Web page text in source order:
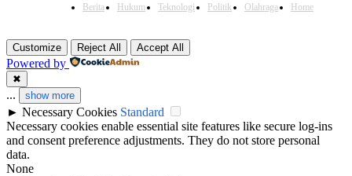
Berita Hukum Teknologi Politik Olahraga Home
Customize Reject All Accept All
Powered by
✖
... show more
► Necessary Cookies Standard
Necessary cookies enable essential site features like secure log-ins
and consent preference adjustments. They do not store personal
data.
None